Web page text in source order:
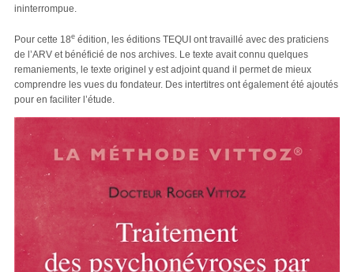
ininterrompue.
Pour cette 18e édition, les éditions TEQUI ont travaillé avec des praticiens
de l’ARV et bénéficié de nos archives. Le texte avait connu quelques
remaniements, le texte originel y est adjoint quand il permet de mieux
comprendre les vues du fondateur. Des intertitres ont également été ajoutés
pour en faciliter l’étude.